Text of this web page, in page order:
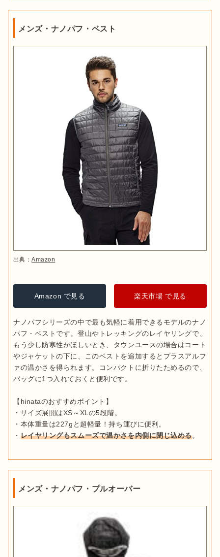
メンズ・ナノパフ・ベスト
出典：Amazon
Amazon で見る 楽天市場 で見る
ナノパフシリーズの中で最も気軽に着用できるモデルのナノ
パフ・ベストです。登山やトレッキングのレイヤリングで、
もう少し防寒性がほしいとき、タウンユースの場合はコート
やジャケットの下に、このベストを追加するとプラスアルフ
ァの温かさを得られます。コンパクトに折りたためるので、
バッグに1つ入れておくと便利です。
【hinataのおすすめポイント】
・サイズ展開はXS～XLの5段階。
・本体重量は227gと超軽量！持ち運びに便利。
・ レイヤリングもスムーズで温かさを内側に閉じ込める。
メンズ・ナノパフ・プルオーバー